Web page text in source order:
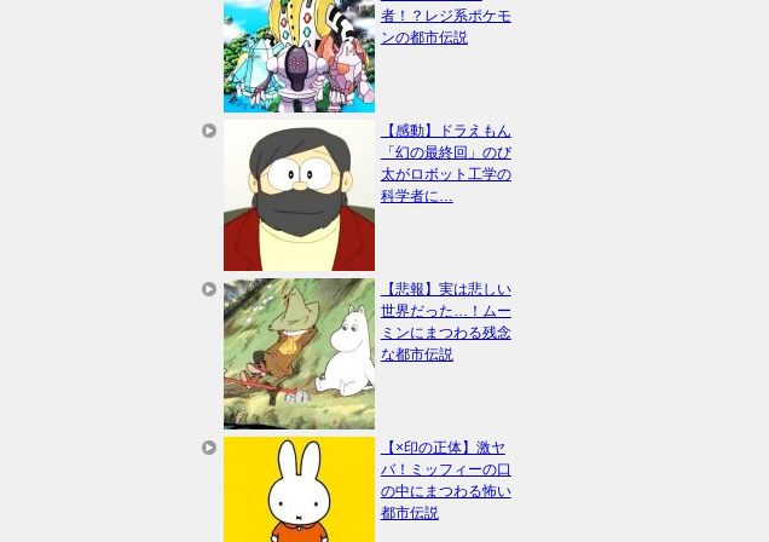
者！？レジ系ポケモ
ンの都市伝説
【感動】ドラえもん
「幻の最終回」のび
太がロボット工学の
科学者に…
【悲報】実は悲しい
世界だった…！ムー
ミンにまつわる残念
な都市伝説
【×印の正体】激ヤ
バ！ミッフィーの口
の中にまつわる怖い
都市伝説